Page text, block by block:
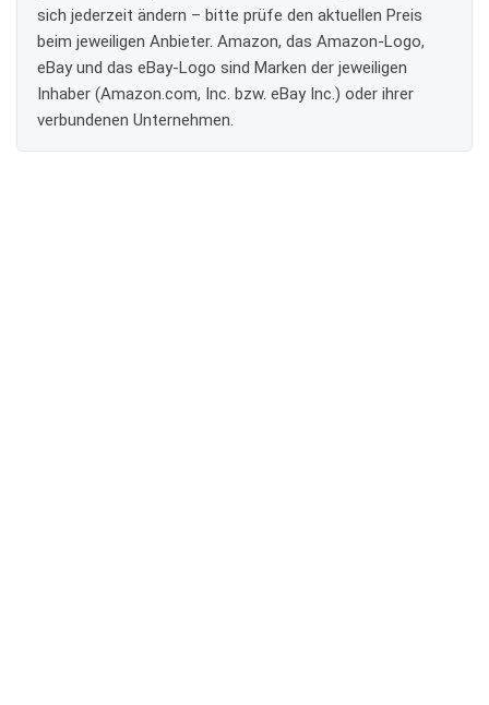
sich jederzeit ändern – bitte prüfe den aktuellen Preis
beim jeweiligen Anbieter. Amazon, das Amazon-Logo,
eBay und das eBay-Logo sind Marken der jeweiligen
Inhaber (Amazon.com, Inc. bzw. eBay Inc.) oder ihrer
verbundenen Unternehmen.